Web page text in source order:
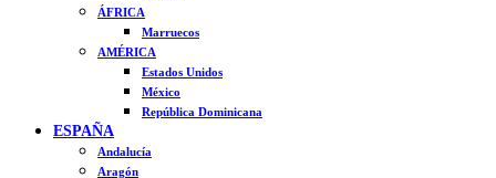
ÁFRICA
Marruecos
AMÉRICA
Estados Unidos
México
República Dominicana
ESPAÑA
Andalucía
Aragón